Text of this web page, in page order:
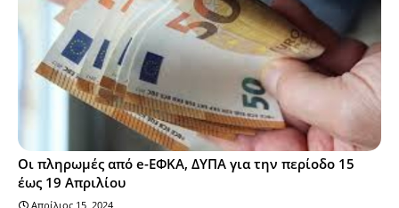
Οι πληρωμές από e-ΕΦΚΑ, ΔΥΠΑ για την περίοδο 15
έως 19 Απριλίου
Απρίλιος 15, 2024